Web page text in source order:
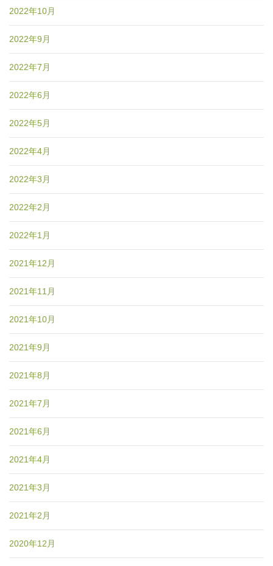
2022年10月
2022年9月
2022年7月
2022年6月
2022年5月
2022年4月
2022年3月
2022年2月
2022年1月
2021年12月
2021年11月
2021年10月
2021年9月
2021年8月
2021年7月
2021年6月
2021年4月
2021年3月
2021年2月
2020年12月